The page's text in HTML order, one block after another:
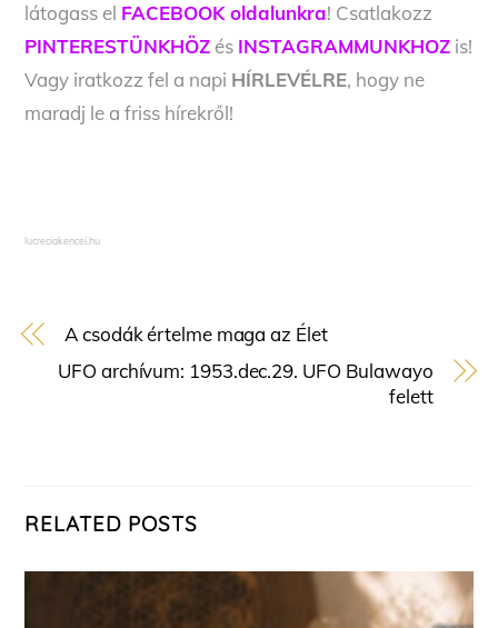
látogass el FACEBOOK oldalunkra! Csatlakozz
PINTERESTÜNKHÖZ és INSTAGRAMMUNKHOZ is!
Vagy iratkozz fel a napi HÍRLEVÉLRE, hogy ne
maradj le a friss hírekről!
lucreciakencei.hu
A csodák értelme maga az Élet
UFO archívum: 1953.dec.29. UFO Bulawayo
felett
RELATED POSTS